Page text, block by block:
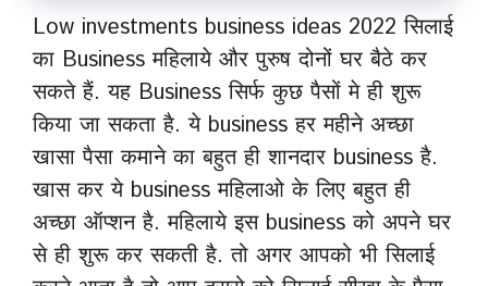
Low investments business ideas 2022 सिलाई
का Business महिलाये और पुरुष दोनों घर बैठे कर
सकते हैं. यह Business सिर्फ कुछ पैसों मे ही शुरू
किया जा सकता है. ये business हर महीने अच्छा
खासा पैसा कमाने का बहुत ही शानदार business है.
खास कर ये business महिलाओ के लिए बहुत ही
अच्छा ऑप्शन है. महिलाये इस business को अपने घर
से ही शुरू कर सकती है. तो अगर आपको भी सिलाई